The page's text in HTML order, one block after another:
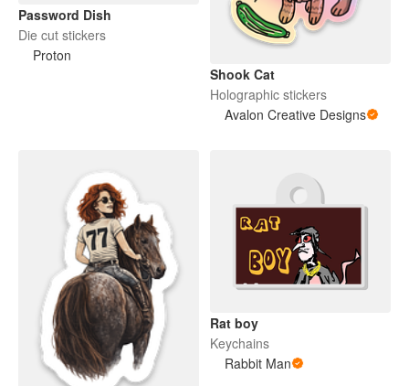
Password Dish
Die cut stickers
Proton
Shook Cat
Holographic stickers
Avalon Creative Designs
Rat boy
Keychains
Rabbit Man